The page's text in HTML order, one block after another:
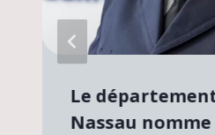
Le
Nassau